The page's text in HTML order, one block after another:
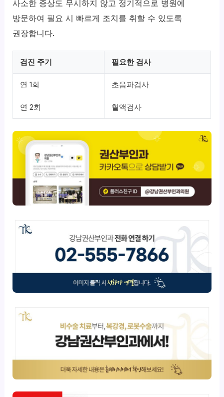
사소한 증상도 무시하지 않고 정기적으로 병원에
방문하여 필요 시 빠르게 조치를 취할 수 있도록
권장합니다.
검진 주기 필요한 검사
연 1회 초음파검사
연 2회 혈액검사